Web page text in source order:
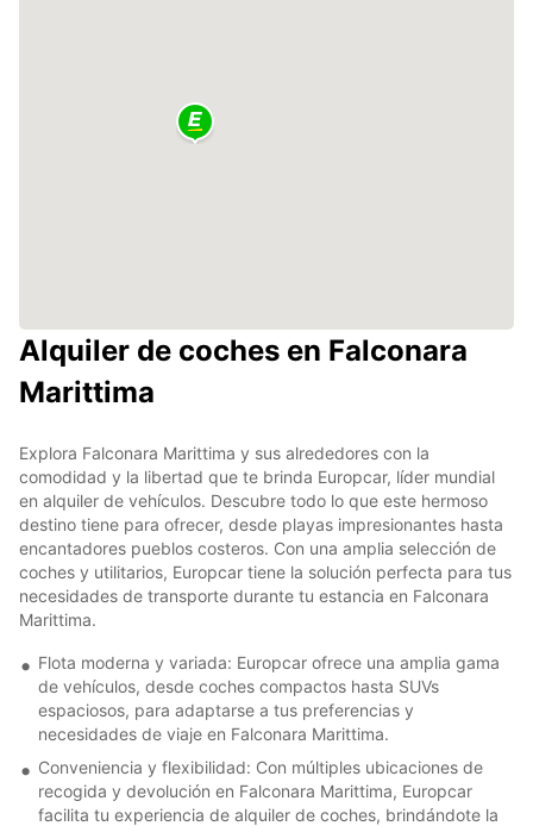
Alquiler de coches en Falconara
Marittima
Explora Falconara Marittima y sus alrededores con la
comodidad y la libertad que te brinda Europcar, líder mundial
en alquiler de vehículos. Descubre todo lo que este hermoso
destino tiene para ofrecer, desde playas impresionantes hasta
encantadores pueblos costeros. Con una amplia selección de
coches y utilitarios, Europcar tiene la solución perfecta para tus
necesidades de transporte durante tu estancia en Falconara
Marittima.
Flota moderna y variada: Europcar ofrece una amplia gama
de vehículos, desde coches compactos hasta SUVs
espaciosos, para adaptarse a tus preferencias y
necesidades de viaje en Falconara Marittima.
Conveniencia y flexibilidad: Con múltiples ubicaciones de
recogida y devolución en Falconara Marittima, Europcar
facilita tu experiencia de alquiler de coches, brindándote la